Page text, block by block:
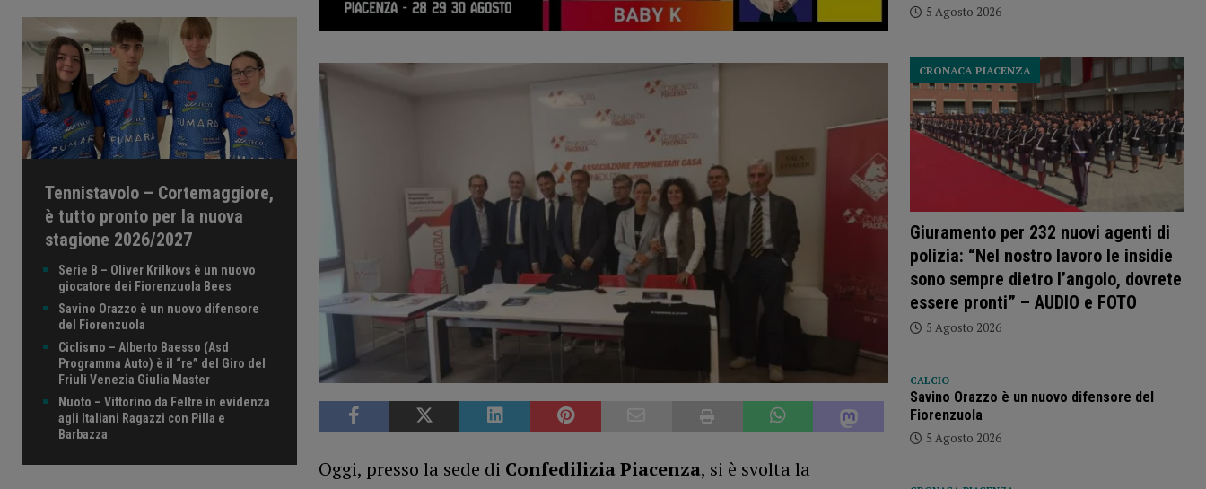
Oggi, presso la sede di Confedilizia Piacenza, si è svolta la
Tennistavolo – Cortemaggiore,
è tutto pronto per la nuova
stagione 2026/2027
Serie B – Oliver Krilkovs è un nuovo
giocatore dei Fiorenzuola Bees
Savino Orazzo è un nuovo difensore
del Fiorenzuola
Ciclismo – Alberto Baesso (Asd
Programma Auto) è il “re” del Giro del
Friuli Venezia Giulia Master
Nuoto – Vittorino da Feltre in evidenza
agli Italiani Ragazzi con Pilla e
Barbazza
5 Agosto 2026
Giuramento per 232 nuovi agenti di
polizia: “Nel nostro lavoro le insidie
sono sempre dietro l’angolo, dovrete
essere pronti” – AUDIO e FOTO
CRONACA PIACENZA
5 Agosto 2026
CALCIO
Savino Orazzo è un nuovo difensore del
Fiorenzuola
5 Agosto 2026